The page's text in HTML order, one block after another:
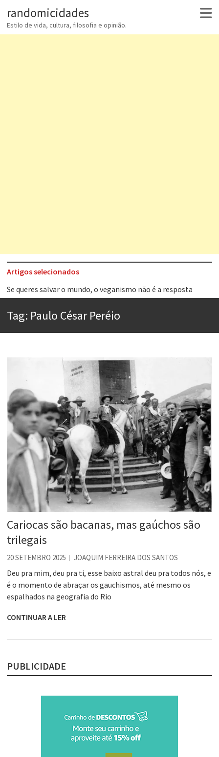
randomicidades
Estilo de vida, cultura, filosofia e opinião.
Artigos selecionados
Se queres salvar o mundo, o veganismo não é a resposta
A construção da urbanidade
Contardo Calligaris prega o “direito à tristeza”
Esse tal de Rock Gaúcho
Os causos de Jorge Luis Borges
Voto obrigatório é correto?
Tag: Paulo César Peréio
Cariocas são bacanas, mas gaúchos são
trilegais
20 SETEMBRO 2025 JOAQUIM FERREIRA DOS SANTOS
Deu pra mim, deu pra ti, esse baixo astral deu pra todos nós, e
é o momento de abraçar os gauchismos, até mesmo os
espalhados na geografia do Rio
CONTINUAR A LER
PUBLICIDADE